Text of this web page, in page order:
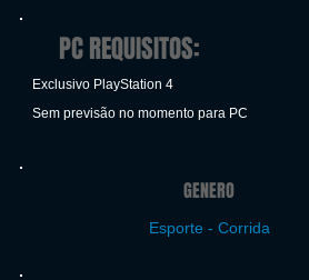
PC REQUISITOS:
Exclusivo PlayStation 4
Sem previsão no momento para PC
GENERO
Esporte - Corrida